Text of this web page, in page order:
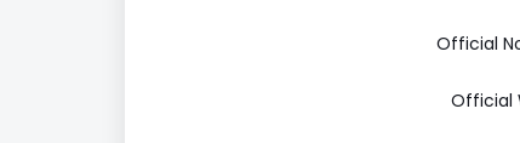
Official
Official